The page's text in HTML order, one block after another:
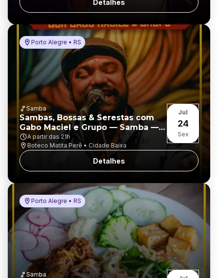
Detalhes
Porto Alegre • RS
Samba
Sambas, Bossas & Serestas com
Gabo Maciel e Grupo — Samba —
Porto Alegre
A partir das 21h
Boteco Matita Perê • Cidade Baixa
Jul
24
Sex
Detalhes
Porto Alegre • RS
Samba